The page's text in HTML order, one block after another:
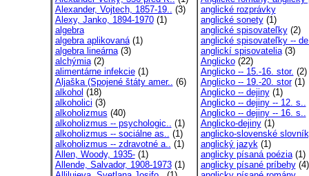
Alexander, Vojtech, 1857-19.. (3)
Alexy, Janko, 1894-1970(1)
algebra
algebra aplikovaná(1)
algebra lineárna(3)
alchýmia(2)
alimentárne infekcie(1)
Aljaška (Spojené štáty amer.. (6)
alkohol (18)
alkoholici (3)
alkoholizmus (40)
alkoholizmus -- psychologic.. (1)
alkoholizmus -- sociálne as.. (1)
alkoholizmus -- zdravotné a.. (1)
Allen, Woody, 1935-(1)
Allende, Salvador, 1908-1973(1)
anglické rozprávky
anglické sonety(1)
anglické spisovateľky(2)
anglické spisovateľky --
anglickí spisovatelia(3)
Anglicko(22)
Anglicko -- 15.-16. stor. (2)
Anglicko -- 19.-20. stor(1)
Anglicko -- dejiny(1)
Anglicko -- dejiny -- 12. s..
Anglicko -- dejiny -- 16. s..
Anglicko-dejiny(1)
anglicko-slovenské
anglický jazyk(1)
anglicky písaná poézia(1)
anglicky písané príbehy(4)